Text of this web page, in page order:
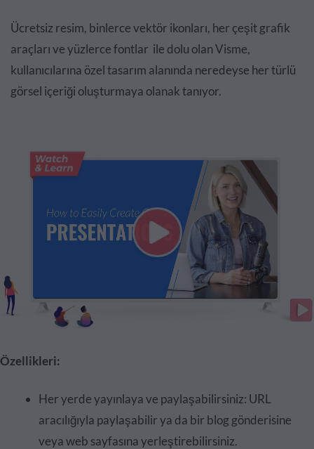
Ücretsiz resim, binlerce vektör ikonları, her çeşit grafik
araçları ve yüzlerce fontlar ile dolu olan Visme,
kullanıcılarına özel tasarım alanında neredeyse her türlü
görsel içeriği oluşturmaya olanak tanıyor.
Özellikleri:
Her yerde yayınlaya ve paylaşabilirsiniz: URL
aracılığıyla paylaşabilir ya da bir blog gönderisine
veya web sayfasına yerleştirebilirsiniz.